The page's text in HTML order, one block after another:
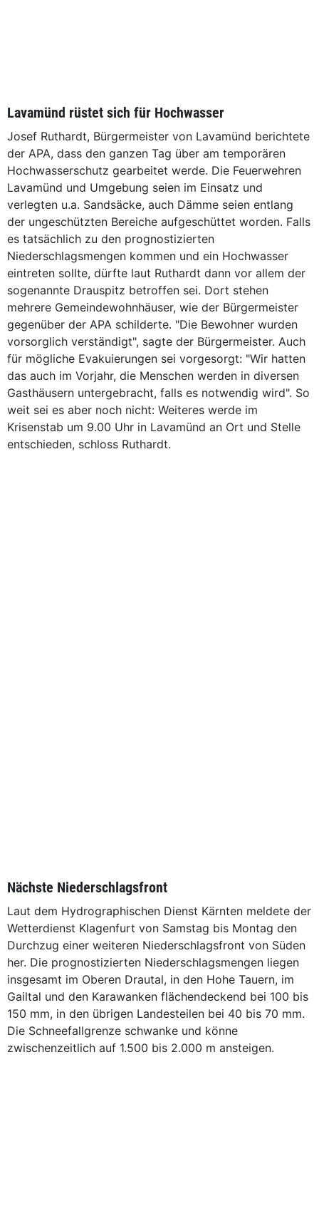
Lavamünd rüstet sich für Hochwasser
Josef Ruthardt, Bürgermeister von Lavamünd berichtete
der APA, dass den ganzen Tag über am temporären
Hochwasserschutz gearbeitet werde. Die Feuerwehren
Lavamünd und Umgebung seien im Einsatz und
verlegten u.a. Sandsäcke, auch Dämme seien entlang
der ungeschützten Bereiche aufgeschüttet worden. Falls
es tatsächlich zu den prognostizierten
Niederschlagsmengen kommen und ein Hochwasser
eintreten sollte, dürfte laut Ruthardt dann vor allem der
sogenannte Drauspitz betroffen sei. Dort stehen
mehrere Gemeindewohnhäuser, wie der Bürgermeister
gegenüber der APA schilderte. "Die Bewohner wurden
vorsorglich verständigt", sagte der Bürgermeister. Auch
für mögliche Evakuierungen sei vorgesorgt: "Wir hatten
das auch im Vorjahr, die Menschen werden in diversen
Gasthäusern untergebracht, falls es notwendig wird". So
weit sei es aber noch nicht: Weiteres werde im
Krisenstab um 9.00 Uhr in Lavamünd an Ort und Stelle
entschieden, schloss Ruthardt.
Nächste Niederschlagsfront
Laut dem Hydrographischen Dienst Kärnten meldete der
Wetterdienst Klagenfurt von Samstag bis Montag den
Durchzug einer weiteren Niederschlagsfront von Süden
her. Die prognostizierten Niederschlagsmengen liegen
insgesamt im Oberen Drautal, in den Hohe Tauern, im
Gailtal und den Karawanken flächendeckend bei 100 bis
150 mm, in den übrigen Landesteilen bei 40 bis 70 mm.
Die Schneefallgrenze schwanke und könne
zwischenzeitlich auf 1.500 bis 2.000 m ansteigen.